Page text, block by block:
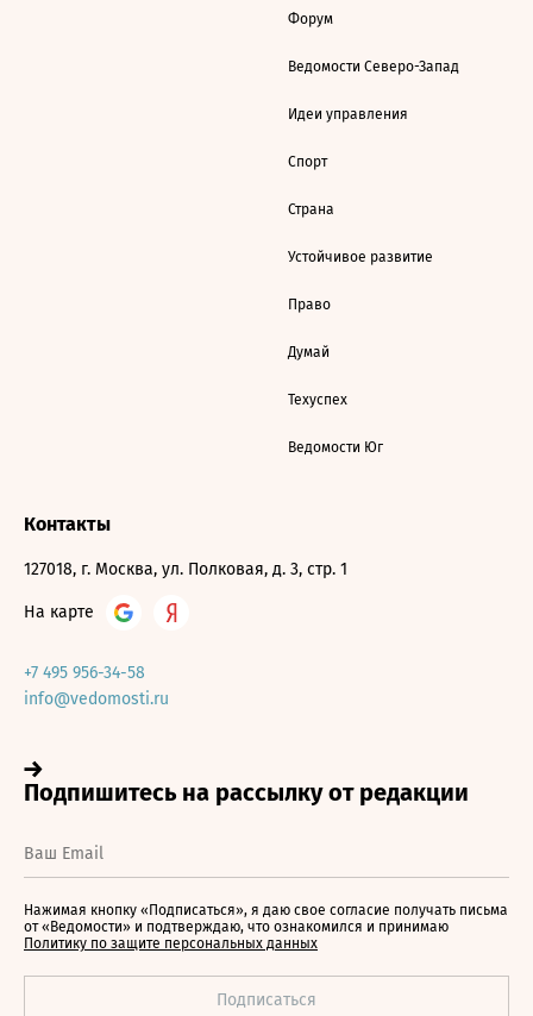
Форум
Ведомости Северо-Запад
Идеи управления
Спорт
Страна
Устойчивое развитие
Право
Думай
Техуспех
Ведомости Юг
Контакты
127018, г. Москва, ул. Полковая, д. 3, стр. 1
На карте
+7 495 956-34-58
info@vedomosti.ru
Нажимая кнопку «Подписаться», я даю свое согласие получать письма
от «Ведомости» и подтверждаю, что ознакомился и принимаю
Политику по защите персональных данных